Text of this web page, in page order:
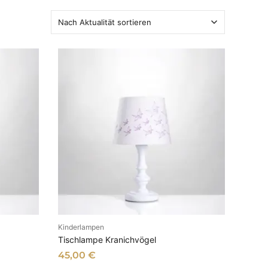
Kinderlampen
Tischlampe Kranichvögel
45,00€
IN DEN WARENKORB